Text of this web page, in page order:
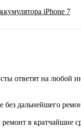
iPhone 7
ответят на любой
без дальнейшего
в кратчайшие